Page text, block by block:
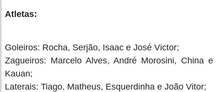
Atletas:
Goleiros: Rocha, Serjão, Isaac e José Victor;
Zagueiros: Marcelo Alves, André Morosini, China e
Kauan;
Laterais: Tiago, Matheus, Esquerdinha e João Vitor;